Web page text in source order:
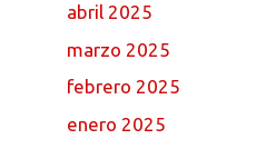
abril 2025
marzo 2025
febrero 2025
enero 2025